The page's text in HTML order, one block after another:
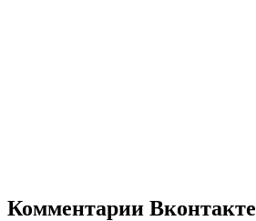
Комментарии Вконтакте